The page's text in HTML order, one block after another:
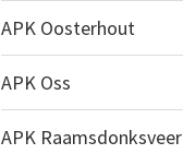
APK Oosterhout
APK Oss
APK Raamsdonksveer